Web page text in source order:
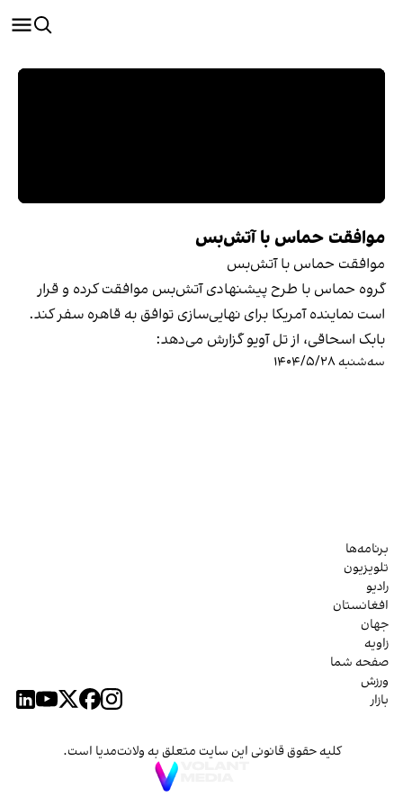
موافقت حماس با آتش‌بس
موافقت حماس با آتش‌بس
گروه حماس با طرح پیشنهادی آتش‌بس موافقت کرده و قرار
است نماینده آمریکا برای نهایی‌سازی توافق به قاهره سفر کند.
بابک اسحاقی، از تل آویو گزارش می‌دهد:
سه‌شنبه ۱۴۰۴/۵/۲۸
برنامه‌ها
تلویزیون
رادیو
افغانستان
جهان
زاویه
صفحه شما
ورزش
بازار
کلیه حقوق قانونی این سایت متعلق به ولانت‌مدیا است.